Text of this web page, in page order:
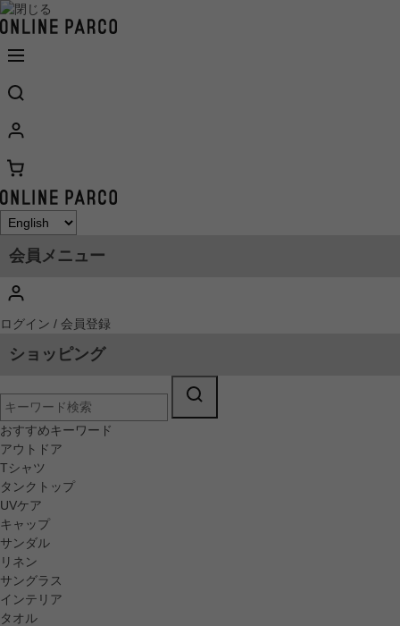
会員メニュー
ログイン / 会員登録
ショッピング
おすすめキーワード
アウトドア
Tシャツ
タンクトップ
UVケア
キャップ
サンダル
リネン
サングラス
インテリア
タオル